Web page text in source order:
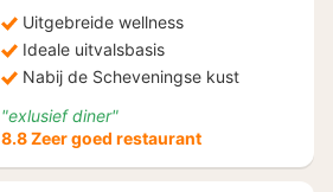
Uitgebreide wellness
Ideale uitvalsbasis
Nabij de Scheveningse kust
"exlusief diner"
8.8 Zeer goed restaurant